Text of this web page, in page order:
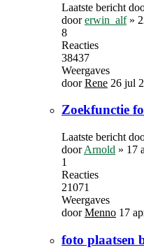
Laatste bericht
doorerwin_alf»
8
Reacties
38437
Weergaves
doorRene 26 jul
Zoekfunctie
Laatste bericht
doorArnold » 17
1
Reacties
21071
Weergaves
doorMenno 17
foto plaatsen